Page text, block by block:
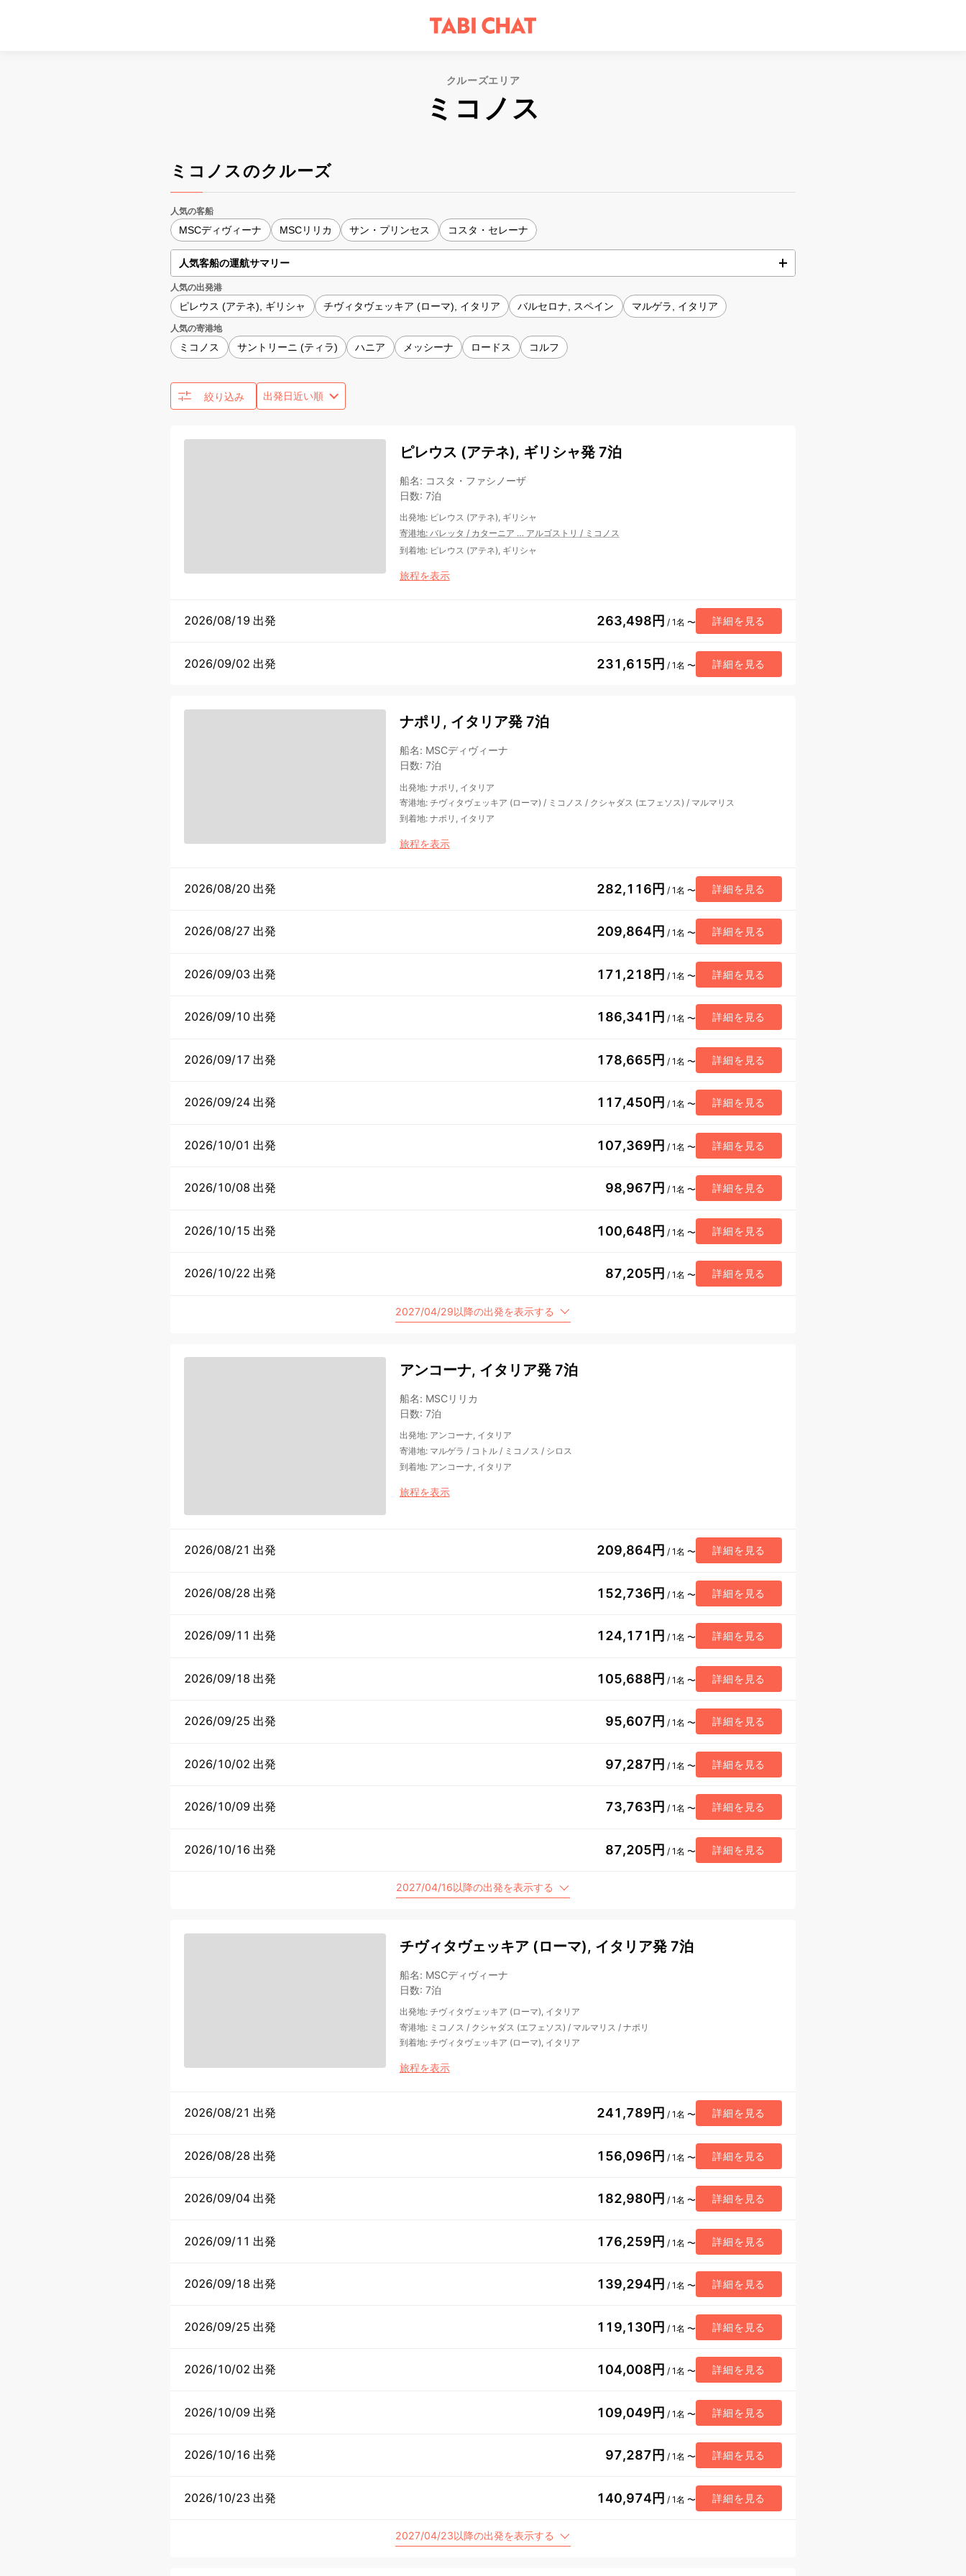
クルーズエリア
ミコノス
ミコノスのクルーズ
人気の客船
MSCディヴィーナ MSCリリカ サン・プリンセス コスタ・セレーナ
人気客船の運航サマリー
人気の出発港
ピレウス (アテネ), ギリシャ チヴィタヴェッキア (ローマ), イタリア バルセロナ, スペイン マルゲラ, イタリア
人気の寄港地
ミコノス サントリーニ (ティラ) ハニア メッシーナ ロードス コルフ
絞り込み
ピレウス (アテネ), ギリシャ発 7泊
船名: コスタ・ファシノーザ
日数: 7泊
出発地: ピレウス (アテネ), ギリシャ
寄港地: バレッタ / カターニア … アルゴストリ / ミコノス
到着地: ピレウス (アテネ), ギリシャ
旅程を表示
2026/08/19 出発 263,498円 / 1名 〜 詳細を見る
2026/09/02 出発 231,615円 / 1名 〜 詳細を見る
ナポリ, イタリア発 7泊
船名: MSCディヴィーナ
日数: 7泊
出発地: ナポリ, イタリア
寄港地: チヴィタヴェッキア (ローマ) / ミコノス / クシャダス (エフェソス) / マルマリス
到着地: ナポリ, イタリア
旅程を表示
2026/08/20 出発 282,116円 / 1名 〜 詳細を見る
2026/08/27 出発 209,864円 / 1名 〜 詳細を見る
2026/09/03 出発 171,218円 / 1名 〜 詳細を見る
2026/09/10 出発 186,341円 / 1名 〜 詳細を見る
2026/09/17 出発 178,665円 / 1名 〜 詳細を見る
2026/09/24 出発 117,450円 / 1名 〜 詳細を見る
2026/10/01 出発 107,369円 / 1名 〜 詳細を見る
2026/10/08 出発 98,967円 / 1名 〜 詳細を見る
2026/10/15 出発 100,648円 / 1名 〜 詳細を見る
2026/10/22 出発 87,205円 / 1名 〜 詳細を見る
2027/04/29以降の出発を表示する
アンコーナ, イタリア発 7泊
船名: MSCリリカ
日数: 7泊
出発地: アンコーナ, イタリア
寄港地: マルゲラ / コトル/ ミコノス / シロス
到着地: アンコーナ, イタリア
旅程を表示
2026/08/21 出発 209,864円 / 1名 〜 詳細を見る
2026/08/28 出発 152,736円 / 1名 〜 詳細を見る
2026/09/11 出発 124,171円 / 1名 〜 詳細を見る
2026/09/18 出発 105,688円 / 1名 〜 詳細を見る
2026/09/25 出発 95,607円 / 1名 〜 詳細を見る
2026/10/02 出発 97,287円 / 1名 〜 詳細を見る
2026/10/09 出発 73,763円 / 1名 〜 詳細を見る
2026/10/16 出発 87,205円 / 1名 〜 詳細を見る
2027/04/16以降の出発を表示する
チヴィタヴェッキア (ローマ), イタリア発 7泊
船名: MSCディヴィーナ
日数: 7泊
出発地: チヴィタヴェッキア (ローマ), イタリア
寄港地: ミコノス / クシャダス (エフェソス) / マルマリス / ナポリ
到着地: チヴィタヴェッキア (ローマ), イタリア
旅程を表示
2026/08/21 出発 241,789円 / 1名 〜 詳細を見る
2026/08/28 出発 156,096円 / 1名 〜 詳細を見る
2026/09/04 出発 182,980円 / 1名 〜 詳細を見る
2026/09/11 出発 176,259円 / 1名 〜 詳細を見る
2026/09/18 出発 139,294円 / 1名 〜 詳細を見る
2026/09/25 出発 119,130円 / 1名 〜 詳細を見る
2026/10/02 出発 104,008円 / 1名 〜 詳細を見る
2026/10/09 出発 109,049円 / 1名 〜 詳細を見る
2026/10/16 出発 97,287円 / 1名 〜 詳細を見る
2026/10/23 出発 140,974円 / 1名 〜 詳細を見る
2027/04/23以降の出発を表示する